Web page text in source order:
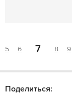
5 6 7 8 9
Поделиться: